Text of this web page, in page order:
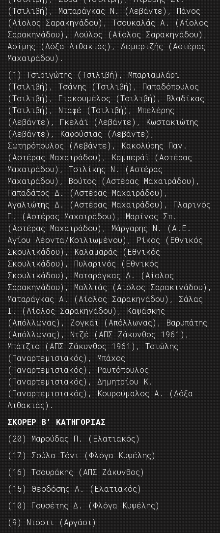
(Τσιλιβή), Ματαράγκας Ν. (Λεβάντε), Πάνος
(Αίολος Σαρακηνάδου), Τσουκαλάς Α. (Αίολος
Σαρακηνάδου), Λούλος (Αίολος Σαρακηνάδου),
Ασίμης (Δόξα Λιθακιάς), Δεμερτζής (Αστέρας
Μαχαιράδου).
(1) Τσιριγώτης (Τσιλιβή), Μπαριαμλάρι
(Τσιλιβή), Τσάνης (Τσιλιβή), Παπαδόπουλος
(Τσιλιβή), Γιακουμέλος (Τσιλιβή), Βλαδίκας
(Τσιλιβή), Νταφέ (Τσιλιβή), Μπελέρης
(Λεβάντε), Γκελάϊ (Λεβάντε), Κωστακιώτης
(Λεβάντε), Καφούσιας (Λεβάντε),
Σωτηρόπουλος (Λεβάντε), Κακολύρης Παν.
(Αστέρας Μαχαιράδου), Καμπεράϊ (Αστέρας
Μαχαιράδου), Τσιλίκης Ν. (Αστέρας
Μαχαιράδου), Βούτος (Αστέρας Μαχαιράδου),
Παπαδάτος Δ. (Αστέρας Μαχαιράδου),
Αγαλιώτης Δ. (Αστέρας Μαχαιράδου), Πλαρινός
Γ. (Αστέρας Μαχαιράδου), Μαρίνος Σπ.
(Αστέρας Μαχαιράδου), Μάργαρης Ν. (Α.Ε.
Αγίου Λέοντα/Κοιλιωμένου), Ρίκος (Εθνικός
Σκουλικάδου), Καλαμαράς (Εθνικός
Σκουλικάδου), Πυλαρινός (Εθνικός
Σκουλικάδου), Ματαράγκας Δ. (Αίολος
Σαρακηνάδου), Μαλλιάς (Αιόλος Σαρακινάδου),
Ματαράγκας Α. (Αίολος Σαρακηνάδου), Σάλας
Ι. (Αίολος Σαρακηνάδου), Καψάσκης
(Απόλλωνας), Ζογκάϊ (Απόλλωνας), Βαρυπάτης
(Απόλλωνας), Ντζέ (ΑΠΣ Ζάκυνθος 1961),
Μπάτζιο (ΑΠΣ Ζάκυνθος 1961), Τσιώλης
(Παναρτεμισιακός), Μπάχος
(Παναρτεμισιακός), Ραυτόπουλος
(Παναρτεμισιακός), Δημητρίου Κ.
(Παναρτεμισιακός), Κουρούμαλος Α. (Δόξα
Λιθακιάς).
ΣΚΟΡΕΡ Β’ ΚΑΤΗΓΟΡΙΑΣ
(20) Μαρούδας Π. (Ελατιακός)
(17) Σούλα Τόνι (Φλόγα Κυψέλης)
(16) Τσουράκης (ΑΠΣ Ζάκυνθος)
(15) Θεοδόσης Λ. (Ελατιακός)
(10) Γουσέτης Δ. (Φλόγα Κυψέλης)
(9) Ντόστι (Αργάσι)